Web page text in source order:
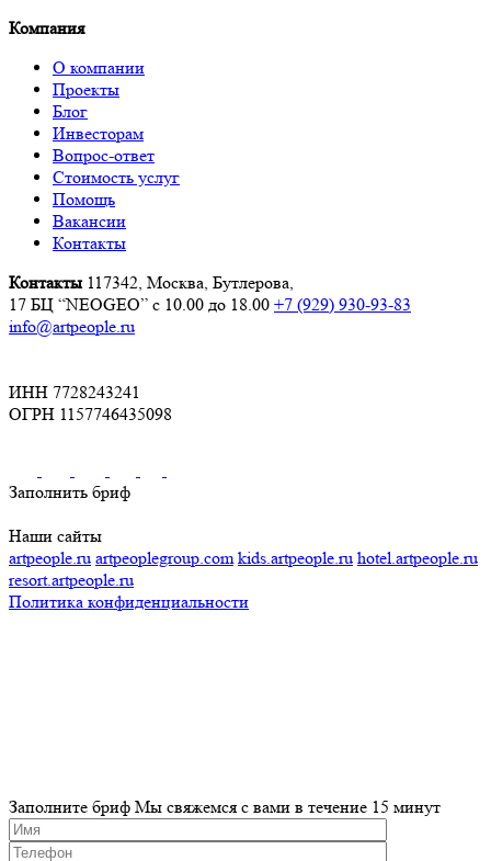
Компания
О компании
Проекты
Блог
Инвесторам
Вопрос-ответ
Стоимость услуг
Помощь
Вакансии
Контакты
Контакты 117342, Москва, Бутлерова,
17 БЦ “NEOGEO” с 10.00 до 18.00 +7 (929) 930-93-83
info@artpeople.ru
ИНН 7728243241
ОГРН 1157746435098
Заполнить бриф
Наши сайты
artpeople.ru artpeoplegroup.com kids.artpeople.ru hotel.artpeople.ru
resort.artpeople.ru
Политика конфиденциальности
Заполните бриф Мы свяжемся с вами в течение 15 минут